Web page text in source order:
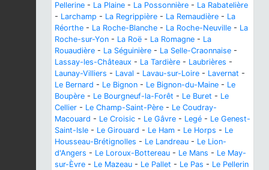
Pellerine - La Plaine - La Possonnière - La Rabatelière
- Larchamp - La Regrippière - La Remaudière - La
Réorthe - La Roche-Blanche - La Roche-Neuville - La
Roche-sur-Yon - La Roë - La Romagne - La
Rouaudière - La Séguinière - La Selle-Craonnaise -
Lassay-les-Châteaux - La Tardière - Laubrières -
Launay-Villiers - Laval - Lavau-sur-Loire - Lavernat -
Le Bernard - Le Bignon - Le Bignon-du-Maine - Le
Boupère - Le Bourgneuf-la-Forêt - Le Buret - Le
Cellier - Le Champ-Saint-Père - Le Coudray-
Macouard - Le Croisic - Le Gâvre - Legé - Le Genest-
Saint-Isle - Le Girouard - Le Ham - Le Horps - Le
Housseau-Brétignolles - Le Landreau - Le Lion-
d'Angers - Le Loroux-Bottereau - Le Mans - Le May-
sur-Èvre - Le Mazeau - Le Pallet - Le Pas - Le Pellerin